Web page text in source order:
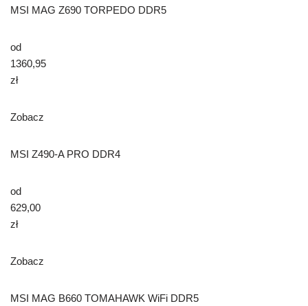
MSI MAG Z690 TORPEDO DDR5
od
1360,95
zł
Zobacz
MSI Z490-A PRO DDR4
od
629,00
zł
Zobacz
MSI MAG B660 TOMAHAWK WiFi DDR5